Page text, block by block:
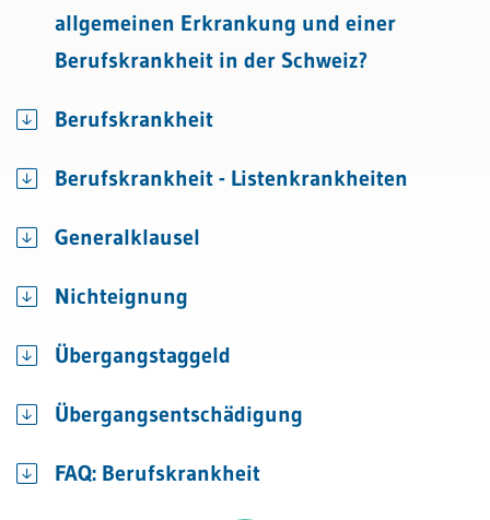
allgemeinen Erkrankung und einer
Berufskrankheit in der Schweiz?
Berufskrankheit
Berufskrankheit - Listenkrankheiten
Generalklausel
Nichteignung
Übergangstaggeld
Übergangsentschädigung
FAQ: Berufskrankheit